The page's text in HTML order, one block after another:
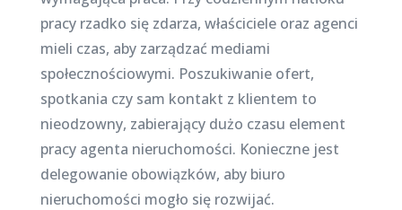
pracy rzadko się zdarza, właściciele oraz agenci
mieli czas, aby zarządzać mediami
społecznościowymi. Poszukiwanie ofert,
spotkania czy sam kontakt z klientem to
nieodzowny, zabierający dużo czasu element
pracy agenta nieruchomości. Konieczne jest
delegowanie obowiązków, aby biuro
nieruchomości mogło się rozwijać.